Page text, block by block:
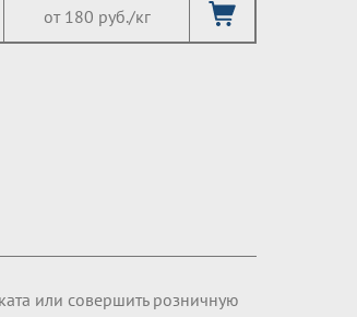
от 180 руб./кг
или совершить розничную